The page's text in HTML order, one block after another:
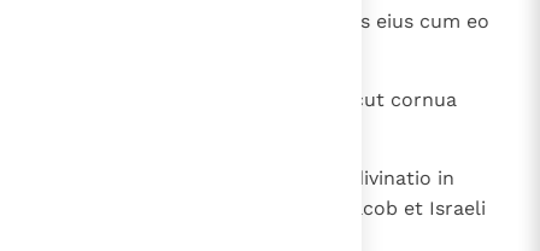
calamitas in Israel. Dominus Deus eius cum eo
Deus eduxit illum de Aegypto, sicut cornua
Non est augurium in Iacob, nec divinatio in
Israel. Temporibus suis dicetur Iacob et Israeli